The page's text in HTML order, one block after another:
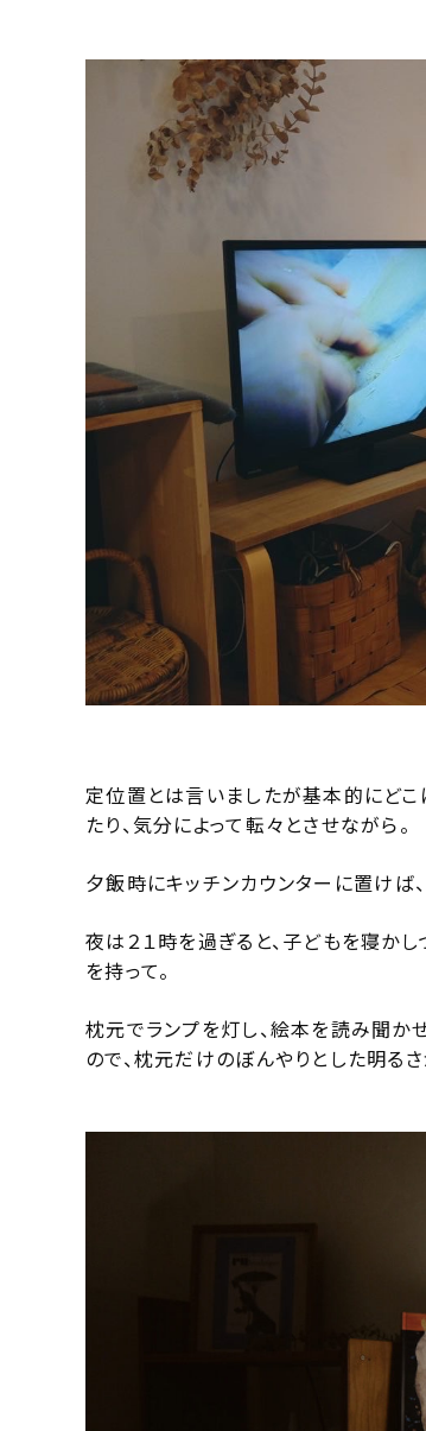
定位置とは言いましたが基本的にどこ
たり、気分によって転々とさせながら。
夕飯時にキッチンカウンターに置けば
夜は２１時を過ぎると、子どもを寝か
を持って。
枕元でランプを灯し、絵本を読み聞か
ので、枕元だけのぼんやりとした明る